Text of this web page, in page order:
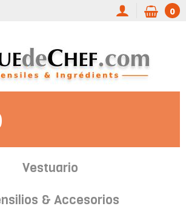
0
Vestuario
& Accesorios